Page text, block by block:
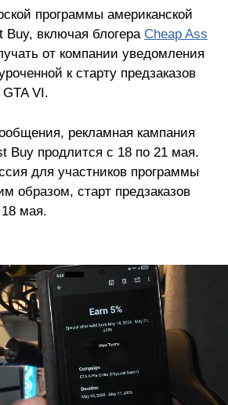
программы американской
Buy, включая блогера Cheap Ass
от компании уведомления
к старту предзаказов
VI.
рекламная кампания
Buy продлится с 18 по 21 мая.
для участников программы
образом, старт предзаказов
мая.